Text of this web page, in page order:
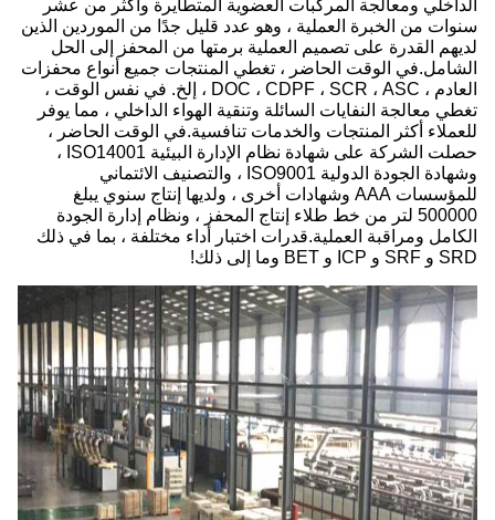
الداخلي ومعالجة المركبات العضوية المتطايرة وأكثر من عشر
سنوات من الخبرة العملية ، وهو عدد قليل جدًا من الموردين الذين
لديهم القدرة على تصميم العملية برمتها من المحفز إلى الحل
الشامل.في الوقت الحاضر ، تغطي المنتجات جميع أنواع محفزات
العادم ، DOC ، CDPF ، SCR ، ASC ، إلخ. في نفس الوقت ،
تغطي معالجة النفايات السائلة وتنقية الهواء الداخلي ، مما يوفر
للعملاء أكثر المنتجات والخدمات تنافسية.في الوقت الحاضر ،
حصلت الشركة على شهادة نظام الإدارة البيئية ISO14001 ،
وشهادة الجودة الدولية ISO9001 ، والتصنيف الائتماني
للمؤسسات AAA وشهادات أخرى ، ولديها إنتاج سنوي يبلغ
500000 لتر من خط طلاء إنتاج المحفز ، ونظام إدارة الجودة
الكامل ومراقبة العملية.قدرات اختبار أداء مختلفة ، بما في ذلك
SRD و SRF و ICP و BET وما إلى ذلك!